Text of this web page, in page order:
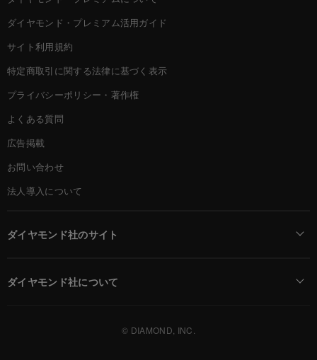
ダイヤモンド・プレミアム活用ガイド
サイト利用規約
特定商取引に関する法律に基づく表示
プライバシーポリシー・著作権
よくある質問
広告掲載
お問い合わせ
法人導入について
ダイヤモンド社のサイト
ダイヤモンド社について
© DIAMOND, INC.